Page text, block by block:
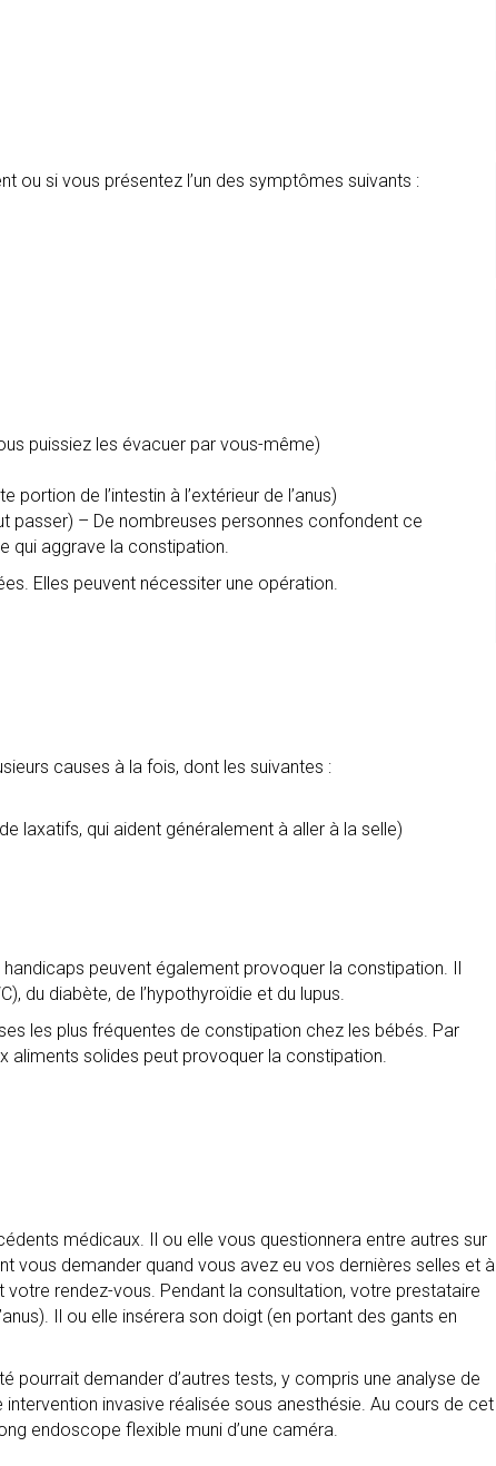
si vous présentez l’un des symptômes suivants :
puissiez les évacuer par vous-même)
de l’intestin à l’extérieur de l’anus)
passer) – De nombreuses personnes confondent ce
qui aggrave la constipation.
Elles peuvent nécessiter une opération.
causes à la fois, dont les suivantes :
laxatifs, qui aident généralement à aller à la selle)
peuvent également provoquer la constipation. Il
du diabète, de l’hypothyroïdie et du lupus.
les plus fréquentes de constipation chez les bébés. Par
aliments solides peut provoquer la constipation.
médicaux. Il ou elle vous questionnera entre autres sur
vous demander quand vous avez eu vos dernières selles et à
rendez-vous. Pendant la consultation, votre prestataire
Il ou elle insérera son doigt (en portant des gants en
demander d’autres tests, y compris une analyse de
invasive réalisée sous anesthésie. Au cours de cet
endoscope flexible muni d’une caméra.